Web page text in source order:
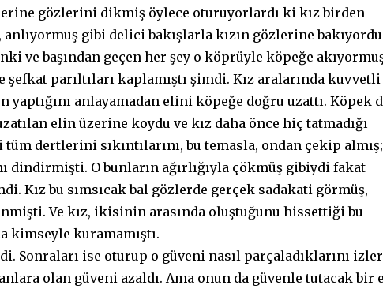
gözlerini dikmiş öylece oturuyorlardı ki kız birden
gibi delici bakışlarla kızın gözlerine
ve başından geçen her şey o köprüyle köpeğe
parıltıları kaplamıştı şimdi. Kız aralarında kuvvetli
anlayamadan elini köpeğe doğru uzattı. Köpek
elin üzerine koydu ve kız daha önce hiç tatmadığı
dertlerini sıkıntılarını, bu temasla, ondan çekip almış;
dindirmişti. O bunların ağırlığıyla çökmüş gibiydi fakat
Kız bu sımsıcak bal gözlerde gerçek sadakati görmüş,
Ve kız, ikisinin arasında oluştuğunu hissettiği bu
kimseyle kuramamıştı.
Sonraları ise oturup o güveni nasıl parçaladıklarını
olan güveni azaldı. Ama onun da güvenle tutacak bir